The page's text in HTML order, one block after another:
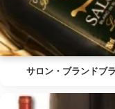
サロン・ブランドブ